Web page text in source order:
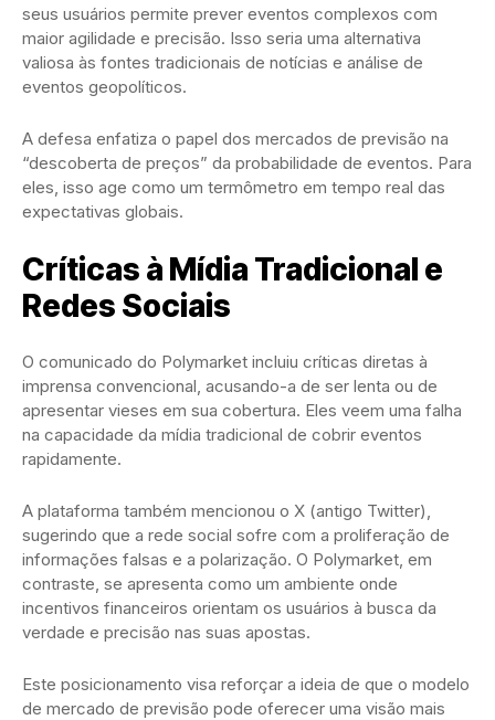
seus usuários permite prever eventos complexos com
maior agilidade e precisão. Isso seria uma alternativa
valiosa às fontes tradicionais de notícias e análise de
eventos geopolíticos.
A defesa enfatiza o papel dos mercados de previsão na
“descoberta de preços” da probabilidade de eventos. Para
eles, isso age como um termômetro em tempo real das
expectativas globais.
Críticas à Mídia Tradicional e
Redes Sociais
O comunicado do Polymarket incluiu críticas diretas à
imprensa convencional, acusando-a de ser lenta ou de
apresentar vieses em sua cobertura. Eles veem uma falha
na capacidade da mídia tradicional de cobrir eventos
rapidamente.
A plataforma também mencionou o X (antigo Twitter),
sugerindo que a rede social sofre com a proliferação de
informações falsas e a polarização. O Polymarket, em
contraste, se apresenta como um ambiente onde
incentivos financeiros orientam os usuários à busca da
verdade e precisão nas suas apostas.
Este posicionamento visa reforçar a ideia de que o modelo
de mercado de previsão pode oferecer uma visão mais